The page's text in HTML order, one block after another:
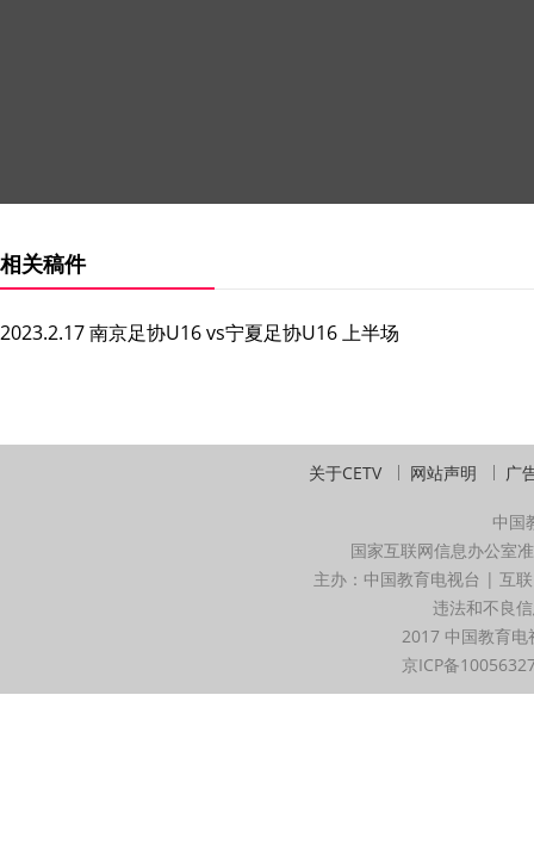
相关稿件
2023.2.17 南京足协U16 vs宁夏足协U16 上半场
关于CETV 网站声明 广
中国
国家互联网信息办公室
主办：中国教育电视台 | 互
违法和不良
2017 中国教育
京ICP备